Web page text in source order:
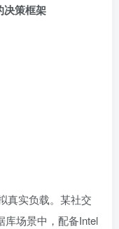
决策框架
真实负载。某社交
库场景中，配备Intel